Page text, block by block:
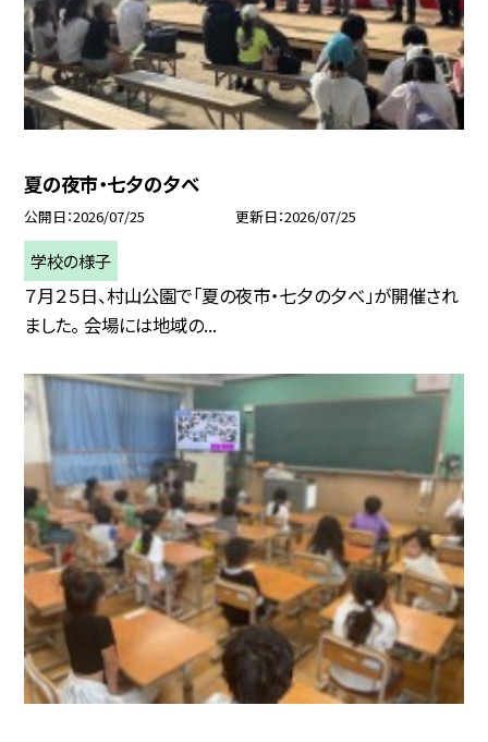
夏の夜市・七夕の夕べ
公開日 2026/07/25 更新日 2026/07/25
学校の様子
７月２５日、村山公園で「夏の夜市・七夕の夕べ」が開催され
ました。 会場には地域の...